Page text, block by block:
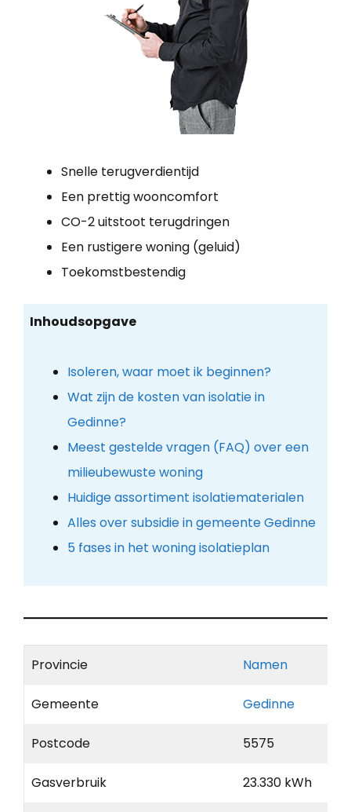
Snelle terugverdientijd
Een prettig wooncomfort
CO-2 uitstoot terugdringen
Een rustigere woning (geluid)
Toekomstbestendig
Inhoudsopgave
Isoleren, waar moet ik beginnen?
Wat zijn de kosten van isolatie in
Gedinne?
Meest gestelde vragen (FAQ) over een
milieubewuste woning
Huidige assortiment isolatiematerialen
Alles over subsidie in gemeente Gedinne
5 fases in het woning isolatieplan
Provincie Namen
Gemeente Gedinne
Postcode 5575
Gasverbruik 23.330 kWh